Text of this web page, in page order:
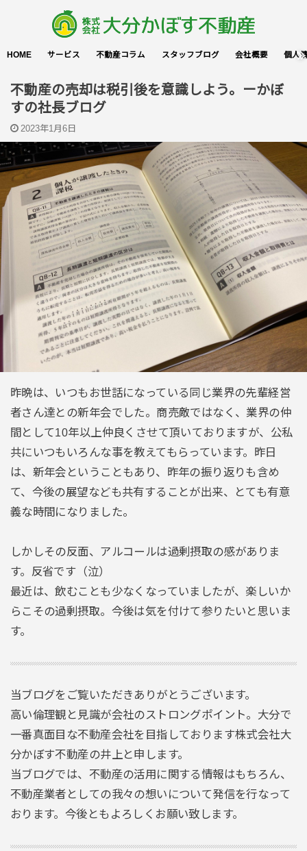
HOME サービス 不動産コラム スタッフブログ 会社概要 個人
不動産の売却は税引後を意識しよう。ーかぼ
すの社長ブログ
2023年1月6日
昨晩は、いつもお世話になっている同じ業界の先輩経営
者さん達との新年会でした。商売敵ではなく、業界の仲
間として10年以上仲良くさせて頂いておりますが、公私
共にいつもいろんな事を教えてもらっています。昨日
は、新年会ということもあり、昨年の振り返りも含め
て、今後の展望なども共有することが出来、とても有意
義な時間になりました。
しかしその反面、アルコールは過剰摂取の感がありま
す。反省です（泣）
最近は、飲むことも少なくなっていましたが、楽しいか
らこその過剰摂取。今後は気を付けて参りたいと思いま
す。
当ブログをご覧いただきありがとうございます。
高い倫理観と見識が会社のストロングポイント。大分で
一番真面目な不動産会社を目指しております株式会社大
分かぼす不動産の井上と申します。
当ブログでは、不動産の活用に関する情報はもちろん、
不動産業者としての我々の想いについて発信を行なって
おります。今後ともよろしくお願い致します。